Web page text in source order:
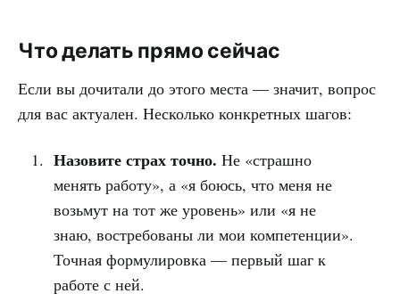
Что делать прямо сейчас
Если вы дочитали до этого места — значит, вопрос
для вас актуален. Несколько конкретных шагов:
Назовите страх точно. Не «страшно
менять работу», а «я боюсь, что меня не
возьмут на тот же уровень» или «я не
знаю, востребованы ли мои компетенции».
Точная формулировка — первый шаг к
работе с ней.